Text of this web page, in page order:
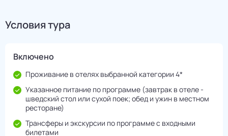
Условия тура
Включено
Проживание в отелях выбранной категории 4*
Указанное питание по программе (завтрак в отеле -
шведский стол или сухой поек; обед и ужин в местном
ресторане)
Трансферы и экскурсии по программе с входными
билетами